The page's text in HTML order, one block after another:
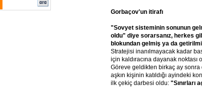
Gorbaçov'un itirafı
"Sovyet sisteminin sonunun
oldu" diye sorarsanız, herkes
blokundan gelmiş ya da
Stratejisi inanılmayacak kadar
için kaldıracına dayanak noktası
Göreve geldikten birkaç ay
aşkın kişinin katıldığı ayindeki
ilk çekiç darbesi oldu: "Sınırları